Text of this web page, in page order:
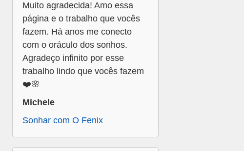
Muito agradecida! Amo essa
página e o trabalho que vocês
fazem. Há anos me conecto
com o oráculo dos sonhos.
Agradeço infinito por esse
trabalho lindo que vocês fazem
❤️🌸
Michele
Sonhar com O Fenix